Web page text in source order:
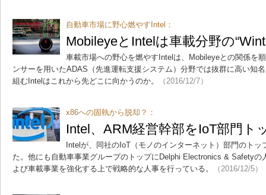
自動車市場に野心燃やすIntel：
MobileyeとIntelは車載分野の
車載市場への野心を燃やすIntelは、Mobileyeとの関係を
ンサーを用いたADAS（先進運転支援システム）分野では抜群に高い知
組むIntelはこれから先どこに向かうのか。
（2016/12/7）
x86への固執から脱却？：
Intel、ARM経営幹部をIoT部門ト
Intelが、同社のIoT（モノのインターネット）部門のト
た。他にも自動車事業グループのトップにDelphi Electronics & Safetyの
よび車載事業を強化する上で戦略的な人事を行っている。
（2016/12/5）